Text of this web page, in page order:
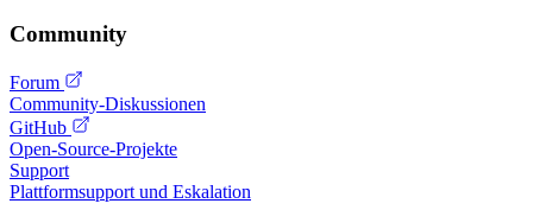
Community
Forum
Community-Diskussionen
GitHub
Open-Source-Projekte
Support
Plattformsupport und Eskalation